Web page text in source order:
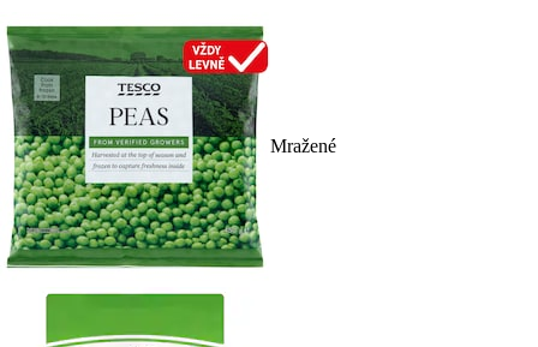
Mražené